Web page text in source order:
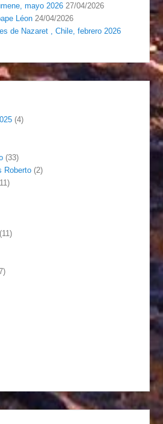
mayo 2026 27/04/2026
Léon 24/04/2026
de Nazaret , Chile, febrero 2026
(4)
(33)
Roberto(2)
(11)